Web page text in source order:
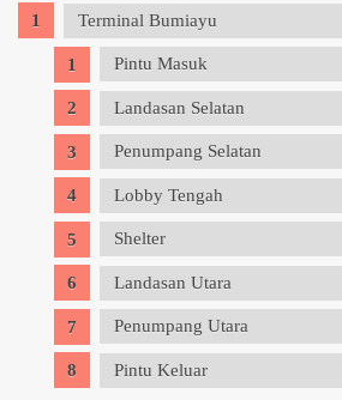
Terminal Bumiayu
Pintu Masuk
Landasan Selatan
Penumpang Selatan
Lobby Tengah
Shelter
Landasan Utara
Penumpang Utara
Pintu Keluar